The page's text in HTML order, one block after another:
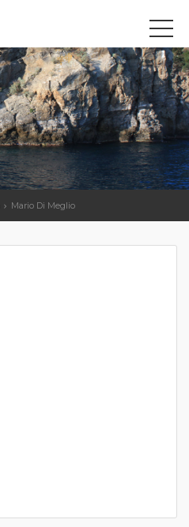
Mario Di Meglio